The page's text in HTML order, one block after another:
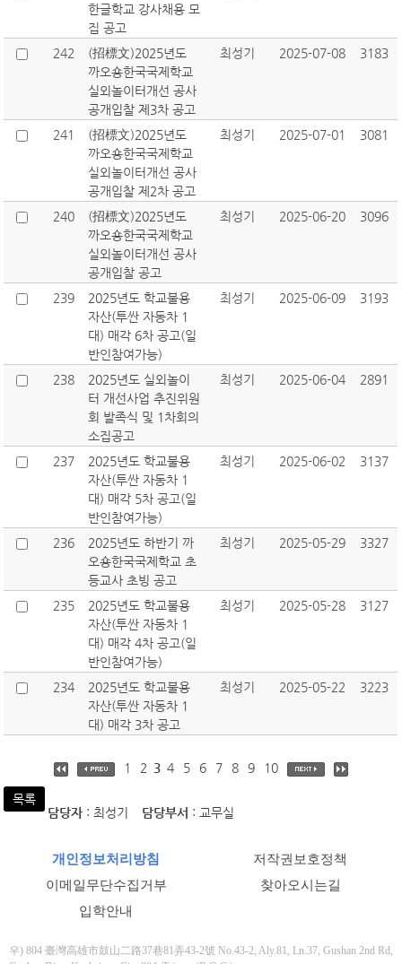
한글학교 강사채용 모
집 공고
242
(招標文)2025년도
까오숑한국국제학교
실외놀이터개선 공사
공개입찰 제3차 공고
최성기 2025-07-08 3183
241
(招標文)2025년도
까오숑한국국제학교
실외놀이터개선 공사
공개입찰 제2차 공고
최성기 2025-07-01 3081
240
(招標文)2025년도
까오숑한국국제학교
실외놀이터개선 공사
공개입찰 공고
최성기 2025-06-20 3096
239
2025년도 학교불용
자산(투싼 자동차 1
대) 매각 6차 공고(일
반인참여가능)
최성기 2025-06-09 3193
238
2025년도 실외놀이
터 개선사업 추진위원
회 발족식 및 1차회의
소집공고
최성기 2025-06-04 2891
237
2025년도 학교불용
자산(투싼 자동차 1
대) 매각 5차 공고(일
반인참여가능)
최성기 2025-06-02 3137
236
2025년도 하반기 까
오숑한국국제학교 초
등교사 초빙 공고
최성기 2025-05-29 3327
235
2025년도 학교불용
자산(투싼 자동차 1
대) 매각 4차 공고(일
반인참여가능)
최성기 2025-05-28 3127
234
2025년도 학교불용
자산(투싼 자동차 1
대) 매각 3차 공고
최성기 2025-05-22 3223
1 2 3 4 5 6 7 8 9 10
목록
담당자 : 최성기 담당부서 : 교무실
개인정보처리방침
저작권보호정책
이메일무단수집거부
찾아오시는길
입학안내
우) 804 臺灣高雄市鼓山二路37巷81弄43-2號 No.43-2, Aly.81, Ln.37, Gushan 2nd Rd,